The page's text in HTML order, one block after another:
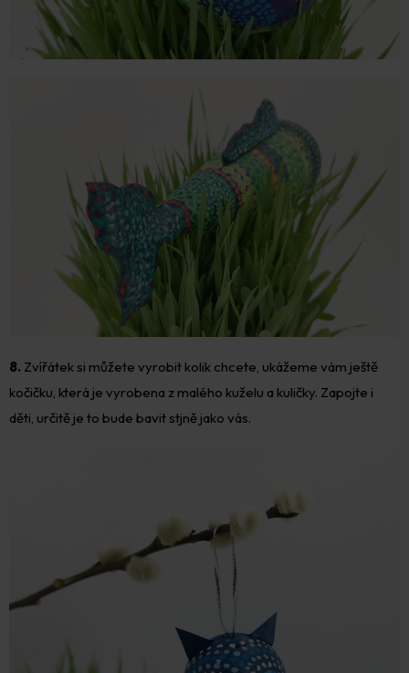
8. Zvířátek si můžete vyrobit kolik chcete, ukážeme vám ještě
kočičku, která je vyrobena z malého kuželu a kuličky. Zapojte i
děti, určitě je to bude bavit stjně jako vás.